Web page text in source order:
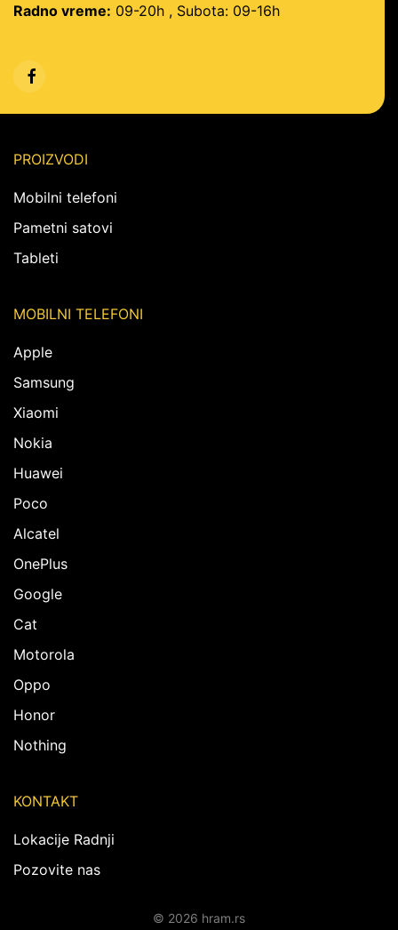
Radno vreme: 09-20h , Subota: 09-16h
PROIZVODI
Mobilni telefoni
Pametni satovi
Tableti
MOBILNI TELEFONI
Apple
Samsung
Xiaomi
Nokia
Huawei
Poco
Alcatel
OnePlus
Google
Cat
Motorola
Oppo
Honor
Nothing
KONTAKT
Lokacije Radnji
Pozovite nas
© 2026 hram.rs